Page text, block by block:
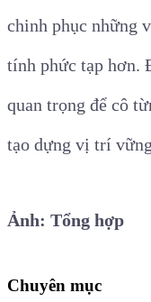
chinh phục những
tính phức tạp hơn.
quan trọng để cô
tạo dựng vị trí
Ảnh: Tổng hợp
Chuyên mục